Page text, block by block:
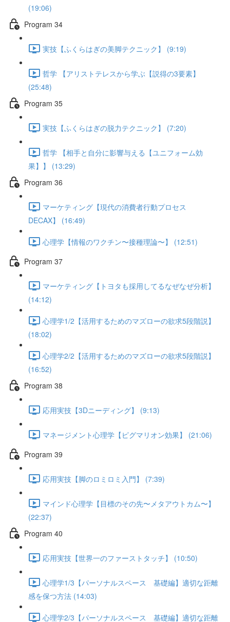
(19:06)
Program 34
実技【ふくらはぎの美脚テクニック】 (9:19)
哲学 【アリストテレスから学ぶ【説得の3要素】
(25:48)
Program 35
実技【ふくらはぎの脱力テクニック】 (7:20)
哲学 【相手と自分に影響与える【ユニフォーム効
果】】 (13:29)
Program 36
マーケティング【現代の消費者行動プロセス
DECAX】 (16:49)
心理学【情報のワクチン〜接種理論〜】 (12:51)
Program 37
マーケティング【トヨタも採用してるなぜなぜ分析】
(14:12)
心理学1/2【活用するためのマズローの欲求5段階説】
(18:02)
心理学2/2【活用するためのマズローの欲求5段階説】
(16:52)
Program 38
応用実技【3Dニーディング】 (9:13)
マネージメント心理学【ピグマリオン効果】 (21:06)
Program 39
応用実技【脚のロミロミ入門】 (7:39)
マインド心理学【目標のその先〜メタアウトカム〜】
(22:37)
Program 40
応用実技【世界一のファーストタッチ】 (10:50)
心理学1/3【パーソナルスペース 基礎編】適切な距離
感を保つ方法 (14:03)
心理学2/3【パーソナルスペース 基礎編】適切な距離